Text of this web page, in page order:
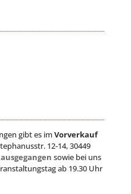
gibt es imVorverkauf
12-14, 30449
sowie bei uns
ab 19.30 Uhr